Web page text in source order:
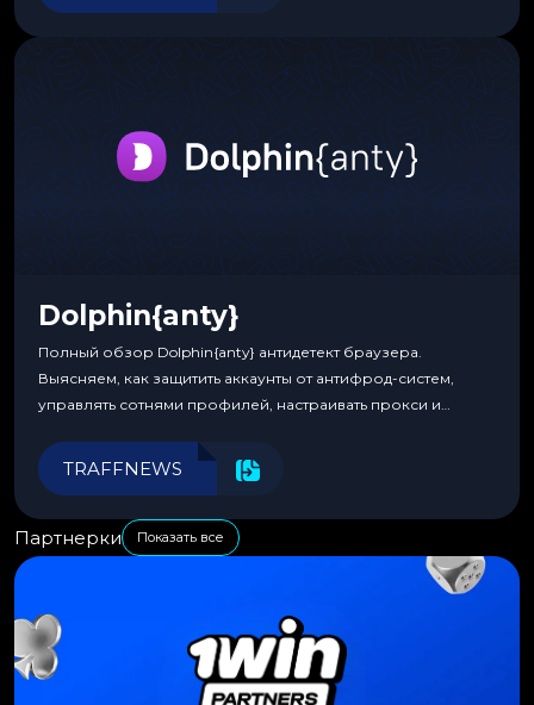
Dolphin{anty}
Полный обзор Dolphin{anty} антидетект браузера.
Выясняем, как защитить аккаунты от антифрод-систем,
управлять сотнями профилей, настраивать прокси и
эффективности.
TRAFFNEWS
Партнерки Показать все